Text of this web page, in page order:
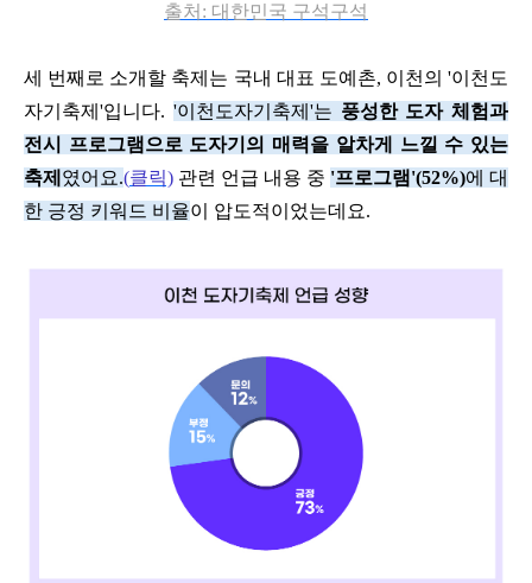
출처: 대한민국 구석구석
세 번째로 소개할 축제는 국내 대표 도예촌, 이천의 '이천도
자기축제 '입니다. '이천도자기축제 '는 풍성한 도자 체험과
전시 프로그램으로 도자기의 매력을 알차게 느낄 수 있는
축제 였어요.(클릭) 관련 언급 내용 중 '프로그램'(52%)에 대
한 긍정 키워드 비율이 압도적이었는데요.